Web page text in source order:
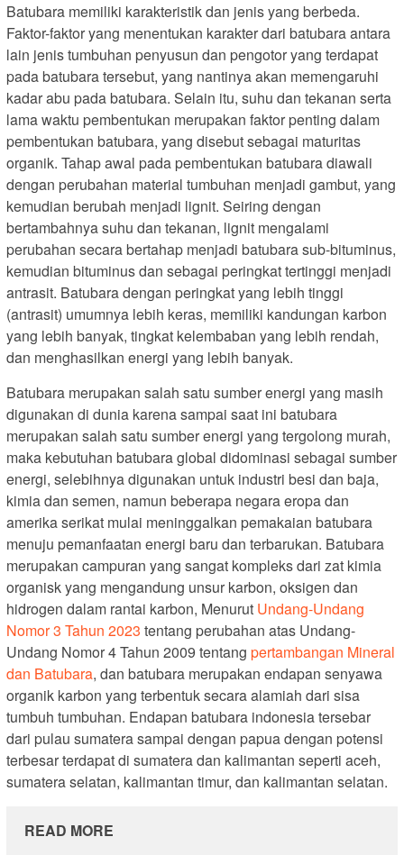
Batubara memiliki karakteristik dan jenis yang berbeda.
Faktor-faktor yang menentukan karakter dari batubara antara
lain jenis tumbuhan penyusun dan pengotor yang terdapat
pada batubara tersebut, yang nantinya akan memengaruhi
kadar abu pada batubara. Selain itu, suhu dan tekanan serta
lama waktu pembentukan merupakan faktor penting dalam
pembentukan batubara, yang disebut sebagai maturitas
organik. Tahap awal pada pembentukan batubara diawali
dengan perubahan material tumbuhan menjadi gambut, yang
kemudian berubah menjadi lignit. Seiring dengan
bertambahnya suhu dan tekanan, lignit mengalami
perubahan secara bertahap menjadi batubara sub-bituminus,
kemudian bituminus dan sebagai peringkat tertinggi menjadi
antrasit. Batubara dengan peringkat yang lebih tinggi
(antrasit) umumnya lebih keras, memiliki kandungan karbon
yang lebih banyak, tingkat kelembaban yang lebih rendah,
dan menghasilkan energi yang lebih banyak.
Batubara merupakan salah satu sumber energi yang masih
digunakan di dunia karena sampai saat ini batubara
merupakan salah satu sumber energi yang tergolong murah,
maka kebutuhan batubara global didominasi sebagai sumber
energi, selebihnya digunakan untuk industri besi dan baja,
kimia dan semen, namun beberapa negara eropa dan
amerika serikat mulai meninggalkan pemakaian batubara
menuju pemanfaatan energi baru dan terbarukan. Batubara
merupakan campuran yang sangat kompleks dari zat kimia
organisk yang mengandung unsur karbon, oksigen dan
hidrogen dalam rantai karbon, Menurut Undang-Undang
Nomor 3 Tahun 2023 tentang perubahan atas Undang-
Undang Nomor 4 Tahun 2009 tentang pertambangan Mineral
dan Batubara, dan batubara merupakan endapan senyawa
organik karbon yang terbentuk secara alamiah dari sisa
tumbuh tumbuhan. Endapan batubara indonesia tersebar
dari pulau sumatera sampai dengan papua dengan potensi
terbesar terdapat di sumatera dan kalimantan seperti aceh,
sumatera selatan, kalimantan timur, dan kalimantan selatan.
READ MORE